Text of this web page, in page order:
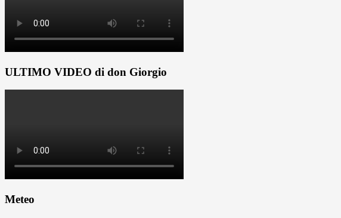
ULTIMO VIDEO di don Giorgio
Meteo